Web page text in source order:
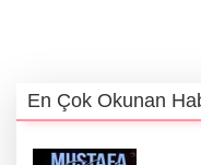
En Çok Okunan